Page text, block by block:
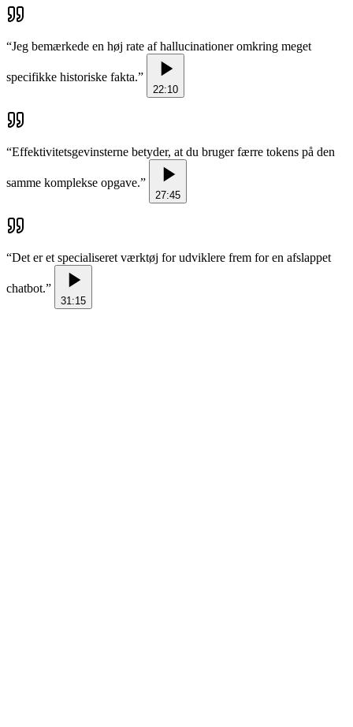
“Jeg bemærkede en høj rate af hallucinationer omkring meget
specifikke historiske fakta.”
22:10
“Effektivitetsgevinsterne betyder, at du bruger færre tokens på den
samme komplekse opgave.”
27:45
“Det er et specialiseret værktøj for udviklere frem for en afslappet
chatbot.”
31:15